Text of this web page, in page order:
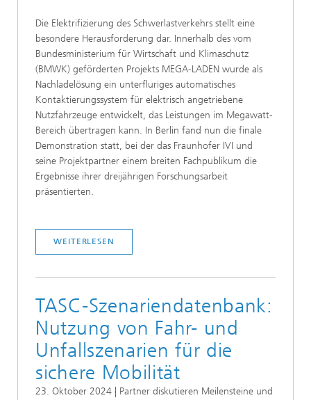
Die Elektrifizierung des Schwerlastverkehrs stellt eine
besondere Herausforderung dar. Innerhalb des vom
Bundesministerium für Wirtschaft und Klimaschutz
(BMWK) geförderten Projekts MEGA-LADEN wurde als
Nachladelösung ein unterfluriges automatisches
Kontaktierungssystem für elektrisch angetriebene
Nutzfahrzeuge entwickelt, das Leistungen im Megawatt-
Bereich übertragen kann. In Berlin fand nun die finale
Demonstration statt, bei der das Fraunhofer IVI und
seine Projektpartner einem breiten Fachpublikum die
Ergebnisse ihrer dreijährigen Forschungsarbeit
präsentierten.
WEITERLESEN
TASC-Szenariendatenbank:
Nutzung von Fahr- und
Unfallszenarien für die
sichere Mobilität
23. Oktober 2024 | Partner diskutieren Meilensteine und